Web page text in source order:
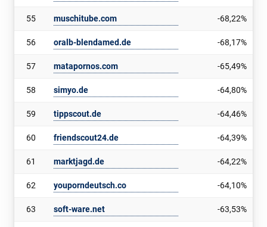
55 muschitube.com -68,22%
56 oralb-blendamed.de -68,17%
57 matapornos.com -65,49%
58 simyo.de -64,80%
59 tippscout.de -64,46%
60 friendscout24.de -64,39%
61 marktjagd.de -64,22%
62 youporndeutsch.co -64,10%
63 soft-ware.net -63,53%